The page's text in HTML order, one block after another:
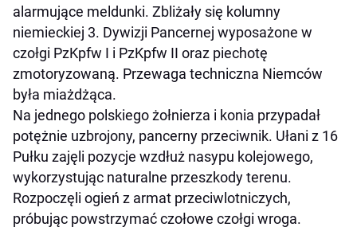
alarmujące meldunki. Zbliżały się kolumny
niemieckiej 3. Dywizji Pancernej wyposażone w
czołgi PzKpfw I i PzKpfw II oraz piechotę
zmotoryzowaną. Przewaga techniczna Niemców
była miażdżąca.
Na jednego polskiego żołnierza i konia przypadał
potężnie uzbrojony, pancerny przeciwnik. Ułani z 16
Pułku zajęli pozycje wzdłuż nasypu kolejowego,
wykorzystując naturalne przeszkody terenu.
Rozpoczęli ogień z armat przeciwlotniczych,
próbując powstrzymać czołowe czołgi wroga.